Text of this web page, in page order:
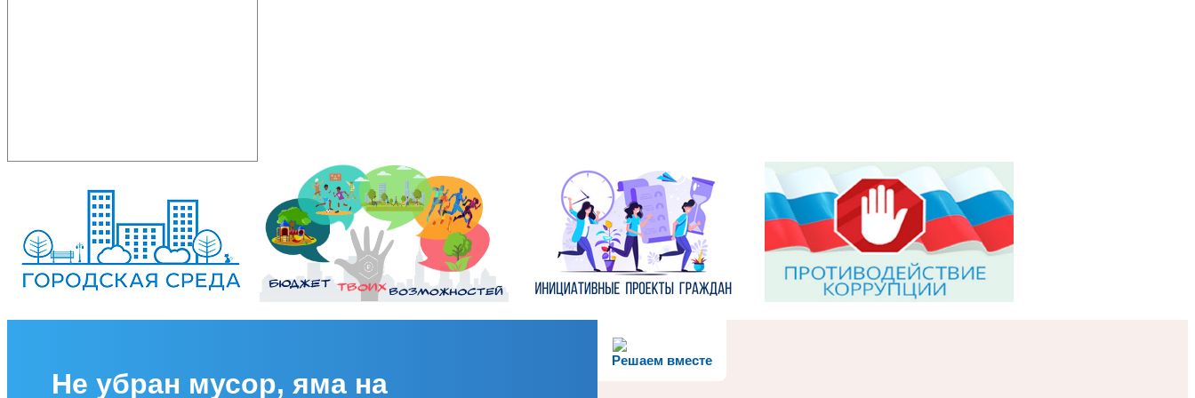
Решаем вместе
Не убран мусор, яма на